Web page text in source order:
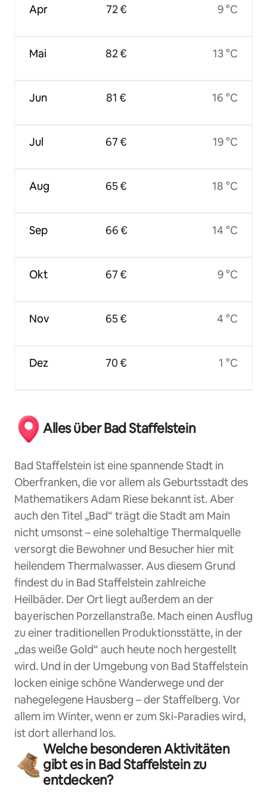
Apr
Mai
Jun
Jul
Aug
Sep
Okt
Nov
Dez
72 €
82 €
81 €
67 €
65 €
66 €
67 €
65 €
70 €
9 °C
13 °C
16 °C
19 °C
18 °C
14 °C
9 °C
4 °C
1 °C
Alles über Bad Staffelstein
Bad Staffelstein ist eine spannende Stadt in
Oberfranken, die vor allem als Geburtsstadt des
Mathematikers Adam Riese bekannt ist. Aber
auch den Titel „Bad“ trägt die Stadt am Main
nicht umsonst – eine solehaltige Thermalquelle
versorgt die Bewohner und Besucher hier mit
heilendem Thermalwasser. Aus diesem Grund
findest du in Bad Staffelstein zahlreiche
Heilbäder. Der Ort liegt außerdem an der
bayerischen Porzellanstraße. Mach einen Ausflug
zu einer traditionellen Produktionsstätte, in der
„das weiße Gold“ auch heute noch hergestellt
wird. Und in der Umgebung von Bad Staffelstein
locken einige schöne Wanderwege und der
nahegelegene Hausberg – der Staffelberg. Vor
allem im Winter, wenn er zum Ski-Paradies wird,
ist dort allerhand los.
Welche besonderen Aktivitäten
gibt es in Bad Staffelstein zu
entdecken?